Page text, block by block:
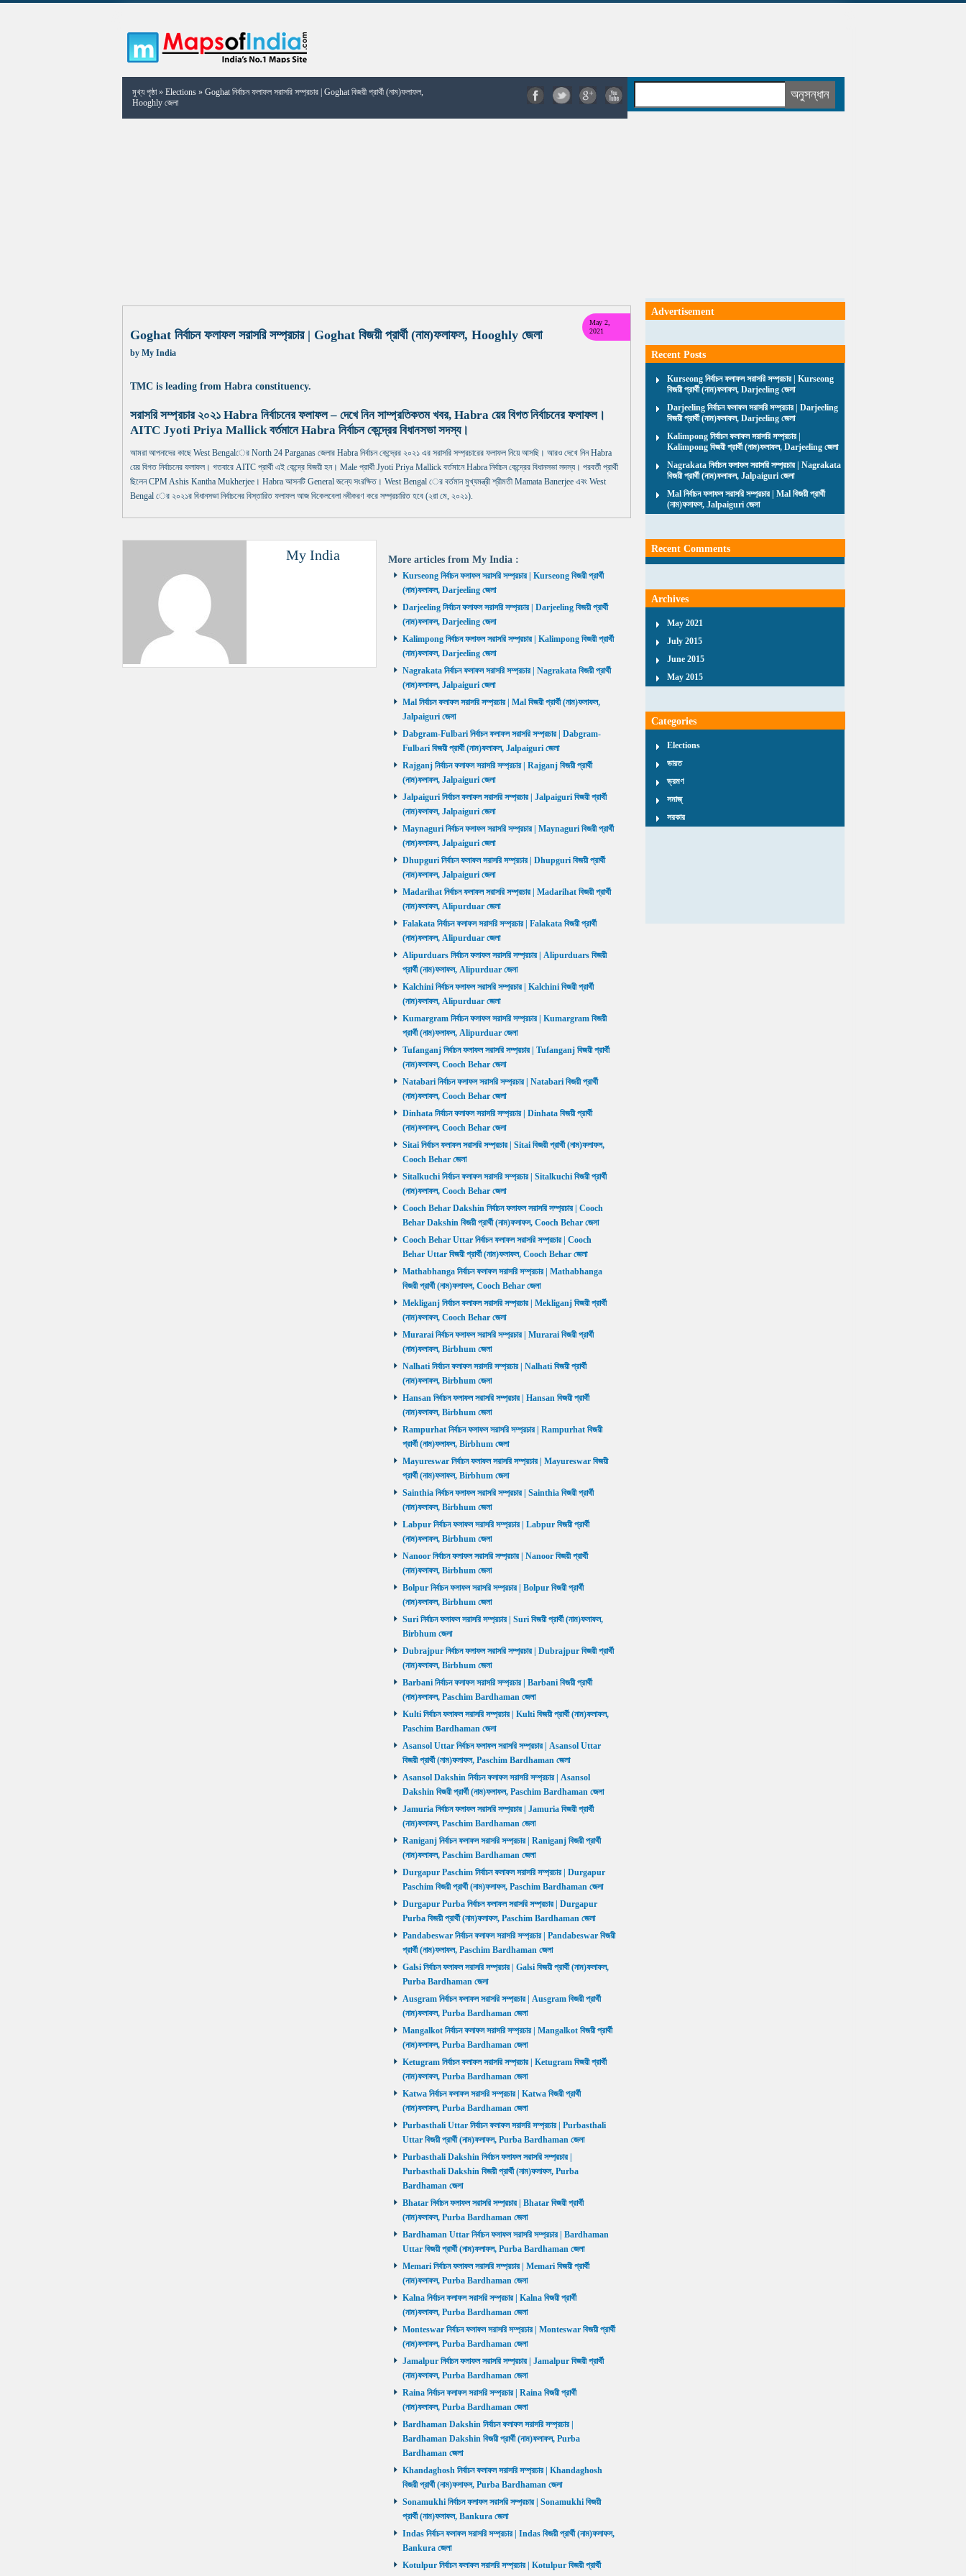
মুখ্য পৃষ্ঠা» Elections» Goghat নির্বাচন ফলাফল সরাসরি সম্প্রচার | Goghat বিজয়ী প্রার্থী (নাম)ফলাফল,
Hooghly জেলা
Goghat নির্বাচন ফলাফল সরাসরি সম্প্রচার | Goghat বিজয়ী প্রার্থী (নাম)ফলাফল, Hooghly জেলা
May 2,
2021
by My India
TMC is leading from Habra constituency.
সরাসরি সম্প্রচার ২০২১ Habra নির্বাচনের ফলাফল – দেখে নিন সাম্প্রতিকতম খবর, Habra য়ের বিগত নির্বাচনের ফলাফল।
AITC Jyoti Priya Mallick বর্তমানে Habra নির্বাচন কেন্দ্রের বিধানসভা সদস্য।
আমরা আপনাদের কাছে West Bengalের North 24 Parganas জেলার Habra নির্বাচন কেন্দ্রের ২০২১ এর সরাসরি সম্প্রচারের ফলাফল নিয়ে আসছি। আরও দেখে নিন Habra
য়ের বিগত নির্বাচনের ফলাফল। গতবারে AITC প্রার্থী এই কেন্দ্রে বিজয়ী হন। Male প্রার্থী Jyoti Priya Mallick বর্তমানে Habra নির্বাচন কেন্দ্রের বিধানসভা সদস্য। পরবর্তী প্রার্থী
ছিলেন CPM Ashis Kantha Mukherjee। Habra আসনটি General জন্যে সংরক্ষিত। West Bengal ের বর্তমান মুখ্যমন্ত্রী শ্রীমতী Mamata Banerjee এবং West
Bengal ের ২০২১র বিধানসভা নির্বাচনের বিস্তারিত ফলাফল আজ বিকেলবেলা নবীকরণ করে সম্প্রচারিত হবে (২রা মে, ২০২১).
My India More articles from My India:
Kurseong নির্বাচন ফলাফল সরাসরি সম্প্রচার | Kurseong বিজয়ী প্রার্থী
(নাম)ফলাফল, Darjeeling জেলা
Darjeeling নির্বাচন ফলাফল সরাসরি সম্প্রচার | Darjeeling বিজয়ী প্রার্থী
(নাম)ফলাফল, Darjeeling জেলা
Kalimpong নির্বাচন ফলাফল সরাসরি সম্প্রচার | Kalimpong বিজয়ী প্রার্থী
(নাম)ফলাফল, Darjeeling জেলা
Nagrakata নির্বাচন ফলাফল সরাসরি সম্প্রচার | Nagrakata বিজয়ী প্রার্থী
(নাম)ফলাফল, Jalpaiguri জেলা
Mal নির্বাচন ফলাফল সরাসরি সম্প্রচার | Mal বিজয়ী প্রার্থী (নাম)ফলাফল,
Jalpaiguri জেলা
Dabgram-Fulbari নির্বাচন ফলাফল সরাসরি সম্প্রচার | Dabgram-
Fulbari বিজয়ী প্রার্থী (নাম)ফলাফল, Jalpaiguri জেলা
Rajganj নির্বাচন ফলাফল সরাসরি সম্প্রচার | Rajganj বিজয়ী প্রার্থী
(নাম)ফলাফল, Jalpaiguri জেলা
Jalpaiguri নির্বাচন ফলাফল সরাসরি সম্প্রচার | Jalpaiguri বিজয়ী প্রার্থী
(নাম)ফলাফল, Jalpaiguri জেলা
Maynaguri নির্বাচন ফলাফল সরাসরি সম্প্রচার | Maynaguri বিজয়ী প্রার্থী
(নাম)ফলাফল, Jalpaiguri জেলা
Dhupguri নির্বাচন ফলাফল সরাসরি সম্প্রচার | Dhupguri বিজয়ী প্রার্থী
(নাম)ফলাফল, Jalpaiguri জেলা
Madarihat নির্বাচন ফলাফল সরাসরি সম্প্রচার | Madarihat বিজয়ী প্রার্থী
(নাম)ফলাফল, Alipurduar জেলা
Falakata নির্বাচন ফলাফল সরাসরি সম্প্রচার | Falakata বিজয়ী প্রার্থী
(নাম)ফলাফল, Alipurduar জেলা
Alipurduars নির্বাচন ফলাফল সরাসরি সম্প্রচার | Alipurduars বিজয়ী
প্রার্থী (নাম)ফলাফল, Alipurduar জেলা
Kalchini নির্বাচন ফলাফল সরাসরি সম্প্রচার | Kalchini বিজয়ী প্রার্থী
(নাম)ফলাফল, Alipurduar জেলা
Kumargram নির্বাচন ফলাফল সরাসরি সম্প্রচার | Kumargram বিজয়ী
প্রার্থী (নাম)ফলাফল, Alipurduar জেলা
Tufanganj নির্বাচন ফলাফল সরাসরি সম্প্রচার | Tufanganj বিজয়ী প্রার্থী
(নাম)ফলাফল, Cooch Behar জেলা
Natabari নির্বাচন ফলাফল সরাসরি সম্প্রচার | Natabari বিজয়ী প্রার্থী
(নাম)ফলাফল, Cooch Behar জেলা
Dinhata নির্বাচন ফলাফল সরাসরি সম্প্রচার | Dinhata বিজয়ী প্রার্থী
(নাম)ফলাফল, Cooch Behar জেলা
Sitai নির্বাচন ফলাফল সরাসরি সম্প্রচার | Sitai বিজয়ী প্রার্থী (নাম)ফলাফল,
Cooch Behar জেলা
Sitalkuchi নির্বাচন ফলাফল সরাসরি সম্প্রচার | Sitalkuchi বিজয়ী প্রার্থী
(নাম)ফলাফল, Cooch Behar জেলা
Cooch Behar Dakshin নির্বাচন ফলাফল সরাসরি সম্প্রচার | Cooch
Behar Dakshin বিজয়ী প্রার্থী (নাম)ফলাফল, Cooch Behar জেলা
Cooch Behar Uttar নির্বাচন ফলাফল সরাসরি সম্প্রচার | Cooch
Behar Uttar বিজয়ী প্রার্থী (নাম)ফলাফল, Cooch Behar জেলা
Mathabhanga নির্বাচন ফলাফল সরাসরি সম্প্রচার | Mathabhanga
বিজয়ী প্রার্থী (নাম)ফলাফল, Cooch Behar জেলা
Mekliganj নির্বাচন ফলাফল সরাসরি সম্প্রচার | Mekliganj বিজয়ী প্রার্থী
(নাম)ফলাফল, Cooch Behar জেলা
Murarai নির্বাচন ফলাফল সরাসরি সম্প্রচার | Murarai বিজয়ী প্রার্থী
(নাম)ফলাফল, Birbhum জেলা
Nalhati নির্বাচন ফলাফল সরাসরি সম্প্রচার | Nalhati বিজয়ী প্রার্থী
(নাম)ফলাফল, Birbhum জেলা
Hansan নির্বাচন ফলাফল সরাসরি সম্প্রচার | Hansan বিজয়ী প্রার্থী
(নাম)ফলাফল, Birbhum জেলা
Rampurhat নির্বাচন ফলাফল সরাসরি সম্প্রচার | Rampurhat বিজয়ী
প্রার্থী (নাম)ফলাফল, Birbhum জেলা
Mayureswar নির্বাচন ফলাফল সরাসরি সম্প্রচার | Mayureswar বিজয়ী
প্রার্থী (নাম)ফলাফল, Birbhum জেলা
Sainthia নির্বাচন ফলাফল সরাসরি সম্প্রচার | Sainthia বিজয়ী প্রার্থী
(নাম)ফলাফল, Birbhum জেলা
Labpur নির্বাচন ফলাফল সরাসরি সম্প্রচার | Labpur বিজয়ী প্রার্থী
(নাম)ফলাফল, Birbhum জেলা
Nanoor নির্বাচন ফলাফল সরাসরি সম্প্রচার | Nanoor বিজয়ী প্রার্থী
(নাম)ফলাফল, Birbhum জেলা
Bolpur নির্বাচন ফলাফল সরাসরি সম্প্রচার | Bolpur বিজয়ী প্রার্থী
(নাম)ফলাফল, Birbhum জেলা
Suri নির্বাচন ফলাফল সরাসরি সম্প্রচার | Suri বিজয়ী প্রার্থী (নাম)ফলাফল,
Birbhum জেলা
Dubrajpur নির্বাচন ফলাফল সরাসরি সম্প্রচার | Dubrajpur বিজয়ী প্রার্থী
(নাম)ফলাফল, Birbhum জেলা
Barbani নির্বাচন ফলাফল সরাসরি সম্প্রচার | Barbani বিজয়ী প্রার্থী
(নাম)ফলাফল, Paschim Bardhaman জেলা
Kulti নির্বাচন ফলাফল সরাসরি সম্প্রচার | Kulti বিজয়ী প্রার্থী (নাম)ফলাফল,
Paschim Bardhaman জেলা
Asansol Uttar নির্বাচন ফলাফল সরাসরি সম্প্রচার | Asansol Uttar
বিজয়ী প্রার্থী (নাম)ফলাফল, Paschim Bardhaman জেলা
Asansol Dakshin নির্বাচন ফলাফল সরাসরি সম্প্রচার | Asansol
Dakshin বিজয়ী প্রার্থী (নাম)ফলাফল, Paschim Bardhaman জেলা
Jamuria নির্বাচন ফলাফল সরাসরি সম্প্রচার | Jamuria বিজয়ী প্রার্থী
(নাম)ফলাফল, Paschim Bardhaman জেলা
Raniganj নির্বাচন ফলাফল সরাসরি সম্প্রচার | Raniganj বিজয়ী প্রার্থী
(নাম)ফলাফল, Paschim Bardhaman জেলা
Durgapur Paschim নির্বাচন ফলাফল সরাসরি সম্প্রচার | Durgapur
Paschim বিজয়ী প্রার্থী (নাম)ফলাফল, Paschim Bardhaman জেলা
Durgapur Purba নির্বাচন ফলাফল সরাসরি সম্প্রচার | Durgapur
Purba বিজয়ী প্রার্থী (নাম)ফলাফল, Paschim Bardhaman জেলা
Pandabeswar নির্বাচন ফলাফল সরাসরি সম্প্রচার | Pandabeswar বিজয়ী
প্রার্থী (নাম)ফলাফল, Paschim Bardhaman জেলা
Galsi নির্বাচন ফলাফল সরাসরি সম্প্রচার | Galsi বিজয়ী প্রার্থী (নাম)ফলাফল,
Purba Bardhaman জেলা
Ausgram নির্বাচন ফলাফল সরাসরি সম্প্রচার | Ausgram বিজয়ী প্রার্থী
(নাম)ফলাফল, Purba Bardhaman জেলা
Mangalkot নির্বাচন ফলাফল সরাসরি সম্প্রচার | Mangalkot বিজয়ী প্রার্থী
(নাম)ফলাফল, Purba Bardhaman জেলা
Ketugram নির্বাচন ফলাফল সরাসরি সম্প্রচার | Ketugram বিজয়ী প্রার্থী
(নাম)ফলাফল, Purba Bardhaman জেলা
Katwa নির্বাচন ফলাফল সরাসরি সম্প্রচার | Katwa বিজয়ী প্রার্থী
(নাম)ফলাফল, Purba Bardhaman জেলা
Purbasthali Uttar নির্বাচন ফলাফল সরাসরি সম্প্রচার | Purbasthali
Uttar বিজয়ী প্রার্থী (নাম)ফলাফল, Purba Bardhaman জেলা
Purbasthali Dakshin নির্বাচন ফলাফল সরাসরি সম্প্রচার |
Purbasthali Dakshin বিজয়ী প্রার্থী (নাম)ফলাফল, Purba
Bardhaman জেলা
Bhatar নির্বাচন ফলাফল সরাসরি সম্প্রচার | Bhatar বিজয়ী প্রার্থী
(নাম)ফলাফল, Purba Bardhaman জেলা
Bardhaman Uttar নির্বাচন ফলাফল সরাসরি সম্প্রচার | Bardhaman
Uttar বিজয়ী প্রার্থী (নাম)ফলাফল, Purba Bardhaman জেলা
Memari নির্বাচন ফলাফল সরাসরি সম্প্রচার | Memari বিজয়ী প্রার্থী
(নাম)ফলাফল, Purba Bardhaman জেলা
Kalna নির্বাচন ফলাফল সরাসরি সম্প্রচার | Kalna বিজয়ী প্রার্থী
(নাম)ফলাফল, Purba Bardhaman জেলা
Monteswar নির্বাচন ফলাফল সরাসরি সম্প্রচার | Monteswar বিজয়ী প্রার্থী
(নাম)ফলাফল, Purba Bardhaman জেলা
Jamalpur নির্বাচন ফলাফল সরাসরি সম্প্রচার | Jamalpur বিজয়ী প্রার্থী
(নাম)ফলাফল, Purba Bardhaman জেলা
Raina নির্বাচন ফলাফল সরাসরি সম্প্রচার | Raina বিজয়ী প্রার্থী
(নাম)ফলাফল, Purba Bardhaman জেলা
Bardhaman Dakshin নির্বাচন ফলাফল সরাসরি সম্প্রচার |
Bardhaman Dakshin বিজয়ী প্রার্থী (নাম)ফলাফল, Purba
Bardhaman জেলা
Khandaghosh নির্বাচন ফলাফল সরাসরি সম্প্রচার | Khandaghosh
বিজয়ী প্রার্থী (নাম)ফলাফল, Purba Bardhaman জেলা
Sonamukhi নির্বাচন ফলাফল সরাসরি সম্প্রচার | Sonamukhi বিজয়ী
প্রার্থী (নাম)ফলাফল, Bankura জেলা
Indas নির্বাচন ফলাফল সরাসরি সম্প্রচার | Indas বিজয়ী প্রার্থী (নাম)ফলাফল,
Bankura জেলা
Kotulpur নির্বাচন ফলাফল সরাসরি সম্প্রচার | Kotulpur বিজয়ী প্রার্থী
Advertisement
Recent Posts
Kurseong নির্বাচন ফলাফল সরাসরি সম্প্রচার | Kurseong
বিজয়ী প্রার্থী (নাম)ফলাফল, Darjeeling জেলা
Darjeeling নির্বাচন ফলাফল সরাসরি সম্প্রচার | Darjeeling
বিজয়ী প্রার্থী (নাম)ফলাফল, Darjeeling জেলা
Kalimpong নির্বাচন ফলাফল সরাসরি সম্প্রচার |
Kalimpong বিজয়ী প্রার্থী (নাম)ফলাফল, Darjeeling জেলা
Nagrakata নির্বাচন ফলাফল সরাসরি সম্প্রচার | Nagrakata
বিজয়ী প্রার্থী (নাম)ফলাফল, Jalpaiguri জেলা
Mal নির্বাচন ফলাফল সরাসরি সম্প্রচার | Mal বিজয়ী প্রার্থী
(নাম)ফলাফল, Jalpaiguri জেলা
Recent Comments
Archives
May 2021
July 2015
June 2015
May 2015
Categories
Elections
ভারত
ভ্রমণ
সমাজ্
সরকার